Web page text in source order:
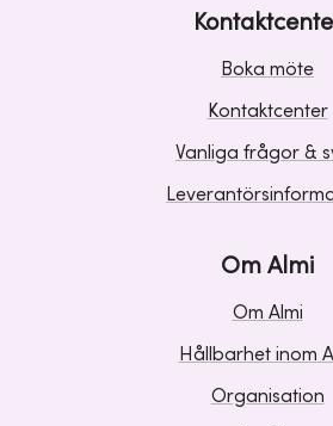
Boka möte
Kontaktcenter
Vanliga frågor &
Om Almi
Om Almi
Hållbarhet inom
Organisation